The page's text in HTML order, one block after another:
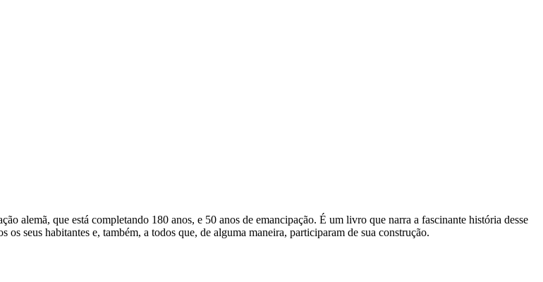
alemã, que está completando 180 anos, e 50 anos de emancipação. É um livro que narra a fascinante história desse
seus habitantes e, também, a todos que, de alguma maneira, participaram de sua construção.